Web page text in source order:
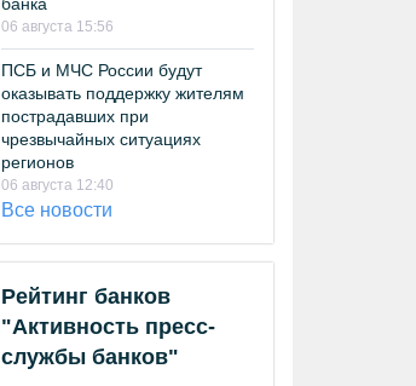
06 августа 15:56
ПСБ и МЧС России будут
оказывать поддержку жителям
пострадавших при
чрезвычайных ситуациях
регионов
06 августа 12:40
Все новости
Рейтинг банков
"Активность пресс-
службы банков"